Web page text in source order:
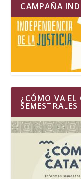
CAMPAÑA
¿CÓMO VA EL
SEMESTRALES